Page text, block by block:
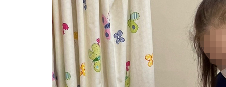
외신들도 주목한 韓축구 파문…"국민적 공분에 수사 재개"
11시간 압수수색에 성접대 파문까지…'쑥대밭' 된 축구협회
[속보]규제합리화위원회 부위원장에 김태유 서울대 공대 교
[속보]국힘 윤리위, '돌려차기 발언' 진종오·서범수 징계 절차
[속보] 7월 중국 수출 23.9%↑ 수입 27.5%↑…무역총액
[속보]'채상병 순직 책임' 임성근, 항소심도 징역 3년